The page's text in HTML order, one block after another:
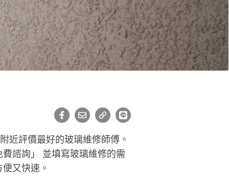
近評價最好的玻璃維修師傅。
諮詢」 並填寫玻璃維修的需
又快速。